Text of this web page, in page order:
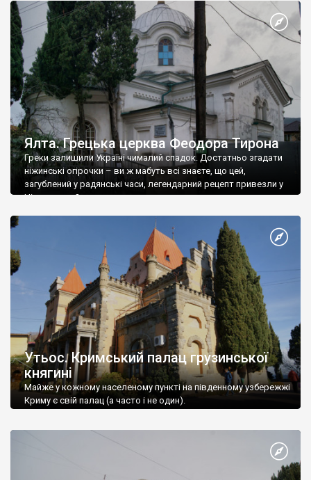
Ялта. Грецька церква Феодора Тирона
Греки залишили Україні чималий спадок. Достатньо згадати
ніжинські огірочки – ви ж мабуть всі знаєте, що цей,
загублений у радянські часи, легендарний рецепт привезли у
Ніжин греки?
Утьос. Кримський палац грузинської
княгині
Майже у кожному населеному пункті на південному узбережжі
Криму є свій палац (а часто і не один).